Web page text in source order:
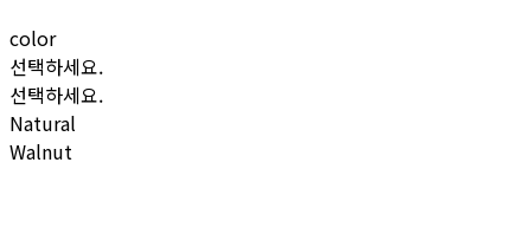
color
선택하세요.
선택하세요.
Natural
Walnut